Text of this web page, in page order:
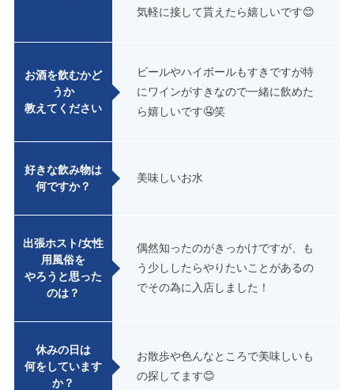
気軽に接して貰えたら嬉しいです😊
お酒を飲むかど
うか
教えてください
ビールやハイボールもすきですが特
にワインがすきなので一緒に飲めた
ら嬉しいです🤤笑
好きな飲み物は
何ですか？
美味しいお水
出張ホスト/女性
用風俗を
やろうと思った
のは？
偶然知ったのがきっかけですが、も
う少ししたらやりたいことがあるの
でその為に入店しました！
休みの日は
何をしています
か？
お散歩や色んなところで美味しいも
の探してます😊